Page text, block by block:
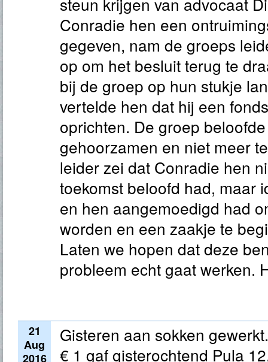
Conradie hen een
gegeven, nam de groeps
op om het besluit terug te
bij de groep op hun stukje
vertelde hen dat hij een
oprichten. De groep
gehoorzamen en niet meer
leider zei dat Conradie hen
toekomst beloofd had, maar
en hen aangemoedigd had
worden en een zaakje te
Laten we hopen dat deze
probleem echt gaat werken.
21
Aug
2016
Gisteren aan sokken gewerkt.
€ 1 gaf gisterochtend Pula